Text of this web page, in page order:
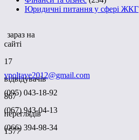
Юридичні питання у сфері ЖКГ
зараз на
сайті
17
відвідувачів
867
переглядів
1577
vpoltave2012@gmail.com
(095) 043-18-92
(067) 943-04-13
(066) 394-98-34